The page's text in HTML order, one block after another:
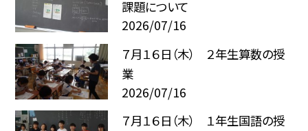
課題について
2026/07/16
７月１６日（木） ２年生算数の授
業
2026/07/16
７月１６日（木） １年生国語の授